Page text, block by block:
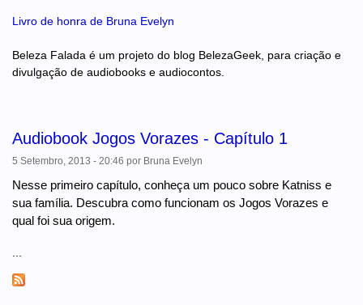
Livro de honra de Bruna Evelyn
Beleza Falada é um projeto do blog BelezaGeek, para criação e
divulgação de audiobooks e audiocontos.
Audiobook Jogos Vorazes - Capítulo 1
5 Setembro, 2013 - 20:46 por Bruna Evelyn
Nesse primeiro capítulo, conheça um pouco sobre Katniss e
sua família. Descubra como funcionam os Jogos Vorazes e
qual foi sua origem.
...